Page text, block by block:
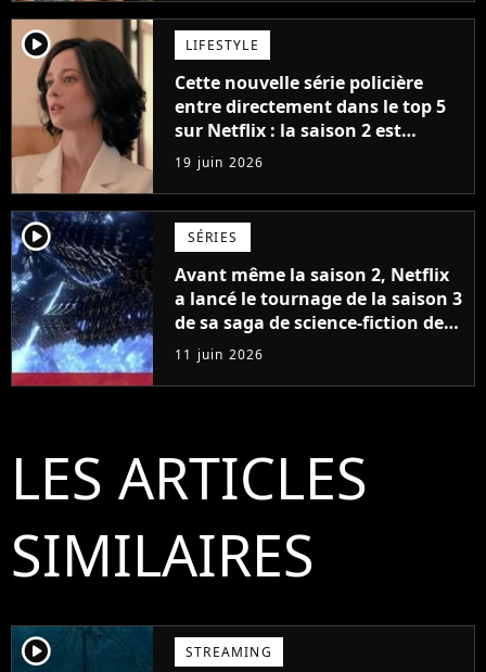
player2 LIFESTYLE
Cette nouvelle série policière
entre directement dans le top 5
sur Netflix : la saison 2 est
confirmée avant même son
arrivée chez nous
19 juin 2026
player2 SÉRIES
Avant même la saison 2, Netflix
a lancé le tournage de la saison 3
de sa saga de science-fiction des
créateurs de Game of Thrones
11 juin 2026
LES ARTICLES
SIMILAIRES
player2 STREAMING